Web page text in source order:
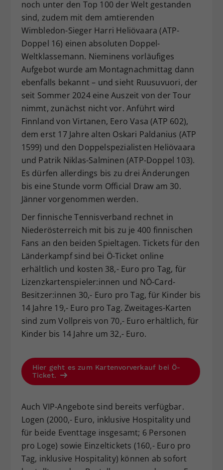
noch unter den Top 100 der Welt gestanden
sind, zudem mit dem amtierenden
Wimbledon-Sieger Harri Heliövaara (ATP-
Doppel 16) einen absoluten Doppel-
Weltklassemann. Nieminens vorläufiges
Aufgebot wurde am Montagnachmittag dann
ebenfalls bekannt – und sieht Ruusuvuori, der
seit Sommer 2024 eine Auszeit von der Tour
nimmt, zunächst nicht vor. Anführt wird
Finnland von Virtanen, Eero Vasa (ATP 602),
dem erst 17 Jahre alten Oskari Paldanius (ATP
1599) und den Doppelspezialisten Heliövaara
und Patrik Niklas-Salminen (ATP-Doppel 103).
Es dürfen allerdings bis zu drei Änderungen
bis eine Stunde vorm Official Draw am 30.
Jänner vorgenommen werden.
Der finnische Tennisverband rechnet in
Niederösterreich mit bis zu je 400 finnischen
Fans an den beiden Spieltagen. Tickets für den
Länderkampf sind bei Ö-Ticket online
erhältlich und kosten 38,- Euro pro Tag, für
Lizenzkartenspieler:innen und NÖ-Card-
Besitzer:innen 30,- Euro pro Tag, für Kinder bis
14 Jahre 19,- Euro pro Tag. Zweitages-Karten
sind zum Vollpreis von 70,- Euro erhältlich, für
Kinder bis 14 Jahre um 32,- Euro.
Hier geht es zum Kartenvorverkauf bei Ö-
Ticket.
Auch VIP-Angebote sind bereits verfügbar.
Logen (2000,- Euro, inklusive Hospitality und
für beide Eventtage insgesamt; 6 Personen
pro Loge) sowie Einzeltickets (160,- Euro pro
Tag, inklusive Hospitality) können ab sofort